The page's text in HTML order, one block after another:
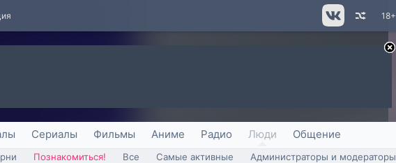
18+
Сериалы Фильмы Аниме Радио Люди Общение
Познакомиться! Все Самые активные Администраторы и модераторы